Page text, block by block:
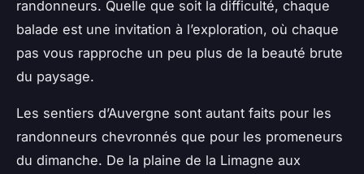
randonneurs. Quelle que soit la difficulté, chaque
balade est une invitation à l’exploration, où chaque
pas vous rapproche un peu plus de la beauté brute
du paysage.
Les sentiers d’Auvergne sont autant faits pour les
randonneurs chevronnés que pour les promeneurs
du dimanche. De la plaine de la Limagne aux